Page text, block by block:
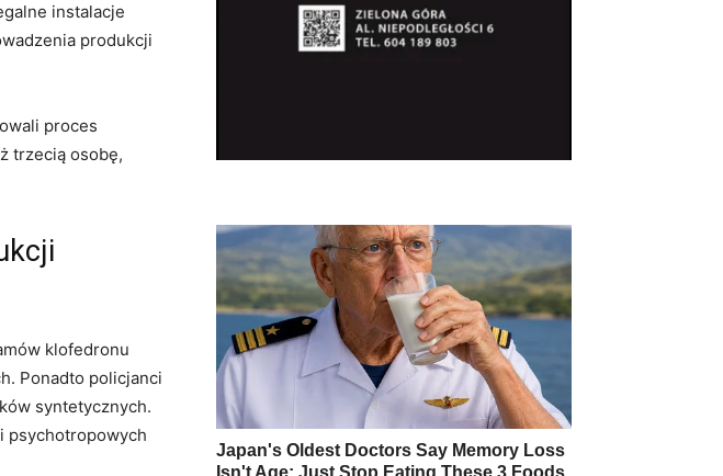
instalacje
produkcji
proces
trzecią osobę,
klofedronu
Ponadto policjanci
syntetycznych.
psychotropowych